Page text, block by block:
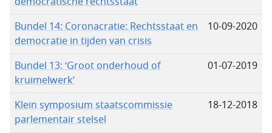
Bundel 14: Coronacratie: Rechtsstaat en
democratie in tijden van crisis
10-09-2020
Bundel 13: ‘Groot onderhoud of
kruimelwerk’
01-07-2019
Klein symposium staatscommissie
parlementair stelsel
18-12-2018